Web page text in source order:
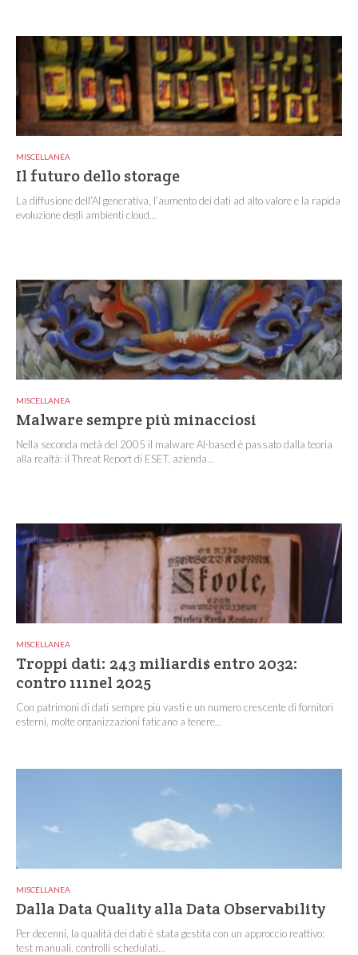
MISCELLANEA
Il futuro dello storage
La diffusione dell’AI generativa, l’aumento dei dati ad alto valore e la rapida
evoluzione degli ambienti cloud...
MISCELLANEA
Malware sempre più minacciosi
Nella seconda metà del 2005 il malware AI-based è passato dalla teoria
alla realtà: il Threat Report di ESET, azienda...
MISCELLANEA
Troppi dati: 243 miliardi$ entro 2032:
contro 111nel 2025
Con patrimoni di dati sempre più vasti e un numero crescente di fornitori
esterni, molte organizzazioni faticano a tenere...
MISCELLANEA
Dalla Data Quality alla Data Observability
Per decenni, la qualità dei dati è stata gestita con un approccio reattivo:
test manuali, controlli schedulati...